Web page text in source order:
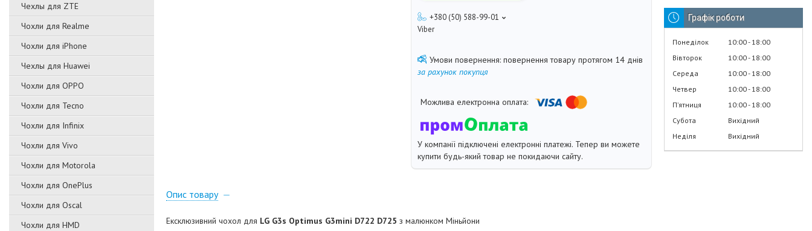
Чехлы для ZTE
Чохли для Realme
Чохли для iPhone
Чехлы для Huawei
Чохли для OPPO
Чохли для Tecno
Чохли для Infinix
Чохли для Vivo
Чохли для Motorola
Чохли для OnePlus
Чохли для Oscal
Чохли для HMD
+380 (50) 588-99-01
Viber
повернення товару протягом 14 днів
за рахунок покупця
У компанії підключені електронні платежі. Тепер ви можете
купити будь-який товар не покидаючи сайту.
Опис товару
Ексклюзивний чохол для LG G3s Optimus G3mini D722 D725 з малюнком Міньйони
Графік роботи
Понеділок 10:00 18:00
Вівторок
10:00 18:00
Середа
10:00 18:00
Четвер
10:00 18:00
Пʼятниця
10:00 18:00
Субота
Вихідний
Неділя
Вихідний